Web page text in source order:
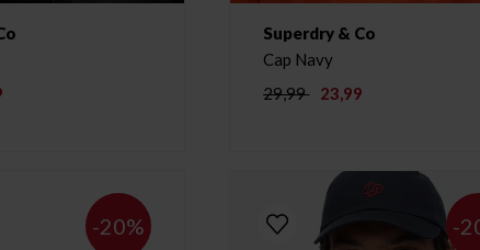
Superdry & Co
Cap Navy
29,99
23,99
-20% -